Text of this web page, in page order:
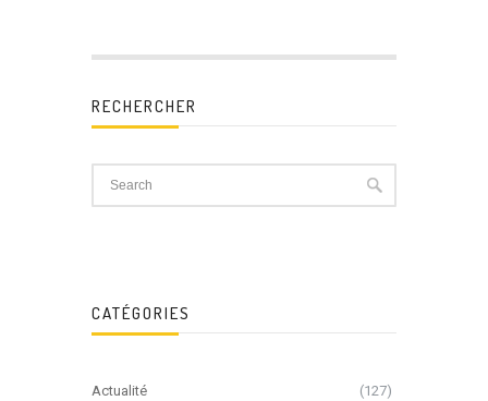
RECHERCHER
CATÉGORIES
Actualité (127)